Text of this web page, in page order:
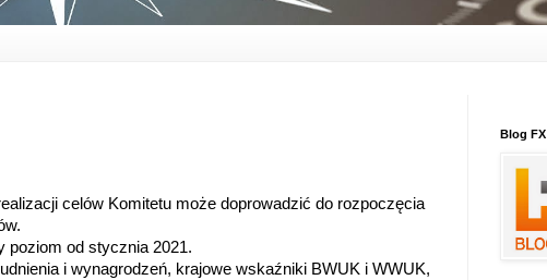
celów Komitetu może doprowadzić do rozpoczęcia
poziom od stycznia 2021.
i wynagrodzeń, krajowe wskaźniki BWUK i WWUK,
Blog FX